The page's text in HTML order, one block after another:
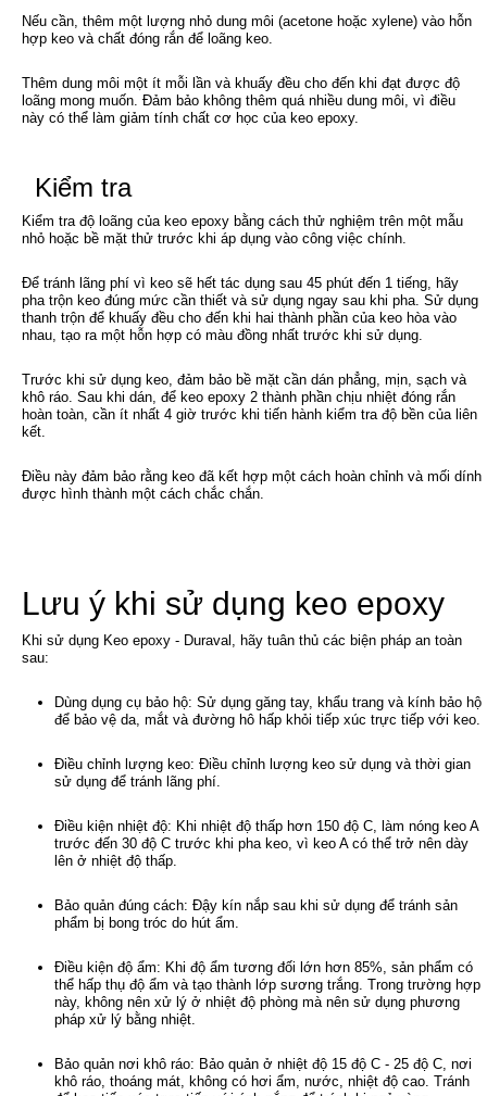
Nếu cần, thêm một lượng nhỏ dung môi (acetone hoặc xylene) vào hỗn
hợp keo và chất đóng rắn để loãng keo.
Thêm dung môi một ít mỗi lần và khuấy đều cho đến khi đạt được độ
loãng mong muốn. Đảm bảo không thêm quá nhiều dung môi, vì điều
này có thể làm giảm tính chất cơ học của keo epoxy.
Kiểm tra
Kiểm tra độ loãng của keo epoxy bằng cách thử nghiệm trên một mẫu
nhỏ hoặc bề mặt thử trước khi áp dụng vào công việc chính.
Để tránh lãng phí vì keo sẽ hết tác dụng sau 45 phút đến 1 tiếng, hãy
pha trộn keo đúng mức cần thiết và sử dụng ngay sau khi pha. Sử dụng
thanh trộn để khuấy đều cho đến khi hai thành phần của keo hòa vào
nhau, tạo ra một hỗn hợp có màu đồng nhất trước khi sử dụng.
Trước khi sử dụng keo, đảm bảo bề mặt cần dán phẳng, mịn, sạch và
khô ráo. Sau khi dán, để keo epoxy 2 thành phần chịu nhiệt đóng rắn
hoàn toàn, cần ít nhất 4 giờ trước khi tiến hành kiểm tra độ bền của liên
kết.
Điều này đảm bảo rằng keo đã kết hợp một cách hoàn chỉnh và mối dính
được hình thành một cách chắc chắn.
Lưu ý khi sử dụng keo epoxy
Khi sử dụng Keo epoxy - Duraval, hãy tuân thủ các biện pháp an toàn
sau:
Dùng dụng cụ bảo hộ: Sử dụng găng tay, khẩu trang và kính bảo hộ
để bảo vệ da, mắt và đường hô hấp khỏi tiếp xúc trực tiếp với keo.
Điều chỉnh lượng keo: Điều chỉnh lượng keo sử dụng và thời gian
sử dụng để tránh lãng phí.
Điều kiện nhiệt độ: Khi nhiệt độ thấp hơn 150 độ C, làm nóng keo A
trước đến 30 độ C trước khi pha keo, vì keo A có thể trở nên dày
lên ở nhiệt độ thấp.
Bảo quản đúng cách: Đậy kín nắp sau khi sử dụng để tránh sản
phẩm bị bong tróc do hút ẩm.
Điều kiện độ ẩm: Khi độ ẩm tương đối lớn hơn 85%, sản phẩm có
thể hấp thụ độ ẩm và tạo thành lớp sương trắng. Trong trường hợp
này, không nên xử lý ở nhiệt độ phòng mà nên sử dụng phương
pháp xử lý bằng nhiệt.
Bảo quản nơi khô ráo: Bảo quản ở nhiệt độ 15 độ C - 25 độ C, nơi
khô ráo, thoáng mát, không có hơi ẩm, nước, nhiệt độ cao. Tránh